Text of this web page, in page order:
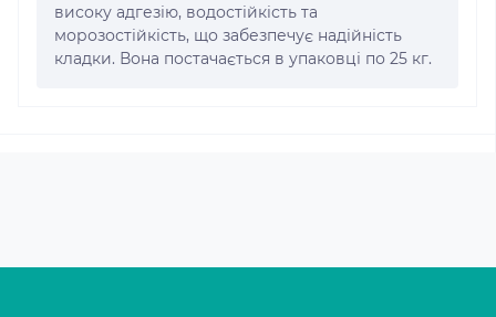
високу адгезію, водостійкість та
морозостійкість, що забезпечує надійність
кладки. Вона постачається в упаковці по 25 кг.